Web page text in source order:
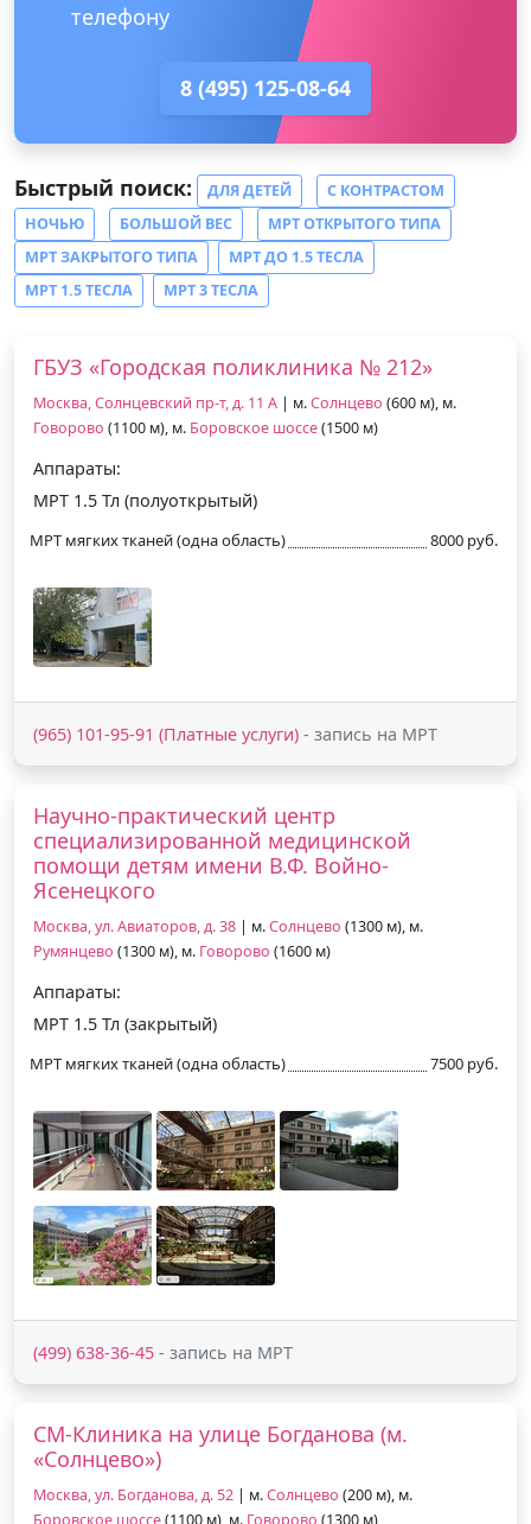
телефону
8 (495) 125-08-64
Быстрый поиск: ДЛЯ ДЕТЕЙ
С КОНТРАСТОМ
НОЧЬЮ
БОЛЬШОЙ ВЕС
МРТ ОТКРЫТОГО ТИПА
МРТ ЗАКРЫТОГО ТИПА
МРТ ДО 1.5 ТЕСЛА
МРТ 1.5 ТЕСЛА
МРТ 3 ТЕСЛА
ГБУЗ «Городская поликлиника № 212»
Москва, Солнцевский пр-т, д. 11 А | м.Солнцево (600 м), м.
Говорово (1100 м), м. Боровское шоссе(1500 м)
Аппараты:
МРТ 1.5 Тл (полуоткрытый)
МРТ мягких тканей (одна область) 8000 руб.
(965) 101-95-91 (Платные услуги) - запись на МРТ
Научно-практический центр
специализированной медицинской
помощи детям имени В.Ф. Войно-
Ясенецкого
Москва, ул. Авиаторов, д. 38 | м.Солнцево (1300 м), м.
Румянцево (1300 м), м. Говорово (1600 м)
Аппараты:
МРТ 1.5 Тл (закрытый)
МРТ мягких тканей (одна область) 7500 руб.
(499) 638-36-45 - запись на МРТ
СМ-Клиника на улице Богданова (м.
«Солнцево»)
Москва, ул. Богданова, д. 52 | м.Солнцево (200 м), м.
Боровское шоссе(1100 м), м. Говорово (1300 м)